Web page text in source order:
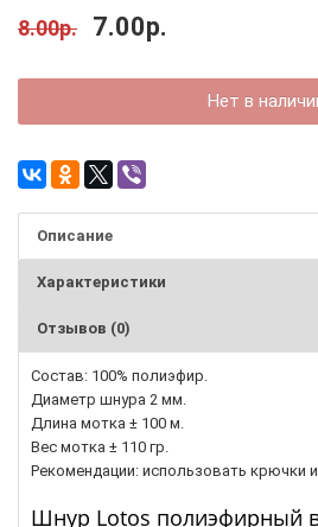
8.00р. 7.00р.
Нет в
Описание
Характеристики
Отзывов (0)
Состав: 100% полиэфир.
Диаметр шнура 2 мм.
Длина мотка ± 100 м.
Вес мотка ± 110 гр.
Рекомендации: использовать крючки
Шнур Lotos полиэфирный